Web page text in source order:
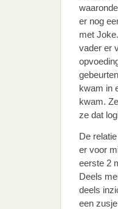
er nog
met
vader er
kwam in
kwam.
ze dat
De
er voor
eerste 2
Deels
deels
een